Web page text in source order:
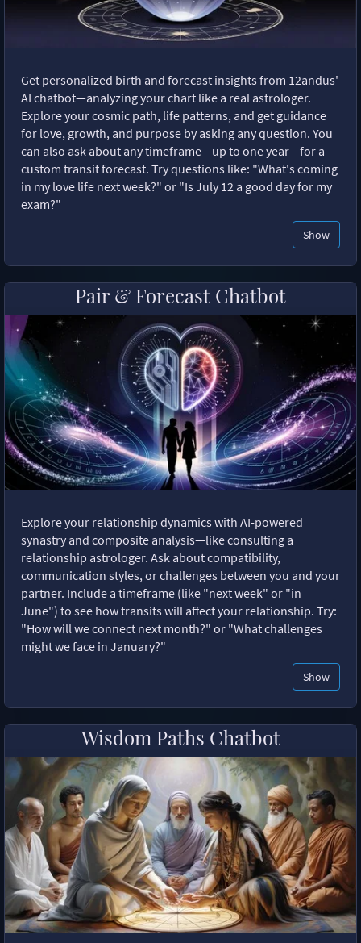
Get personalized birth and forecast insights from 12andus'
AI chatbot—analyzing your chart like a real astrologer.
Explore your cosmic path, life patterns, and get guidance
for love, growth, and purpose by asking any question. You
can also ask about any timeframe—up to one year—for a
custom transit forecast. Try questions like: "What's coming
in my love life next week?" or "Is July 12 a good day for my
exam?"
Show
Pair & Forecast Chatbot
Explore your relationship dynamics with AI-powered
synastry and composite analysis—like consulting a
relationship astrologer. Ask about compatibility,
communication styles, or challenges between you and your
partner. Include a timeframe (like "next week" or "in
June") to see how transits will affect your relationship. Try:
"How will we connect next month?" or "What challenges
might we face in January?"
Show
Wisdom Paths Chatbot